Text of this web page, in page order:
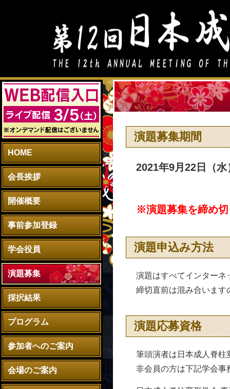
HOME
会長挨拶
開催概要
事前参加登録
学会役員
演題募集
採択結果
プログラム
参加者へのご案内
会場のご案内
演題募集期間
2021年9月22日（水
※演題募集を締め
演題申込み方法
演題はすべてインターネ
締切直前は混み合います
演題応募資格
筆頭演者は日本成人脊柱
非会員の方は下記学会事